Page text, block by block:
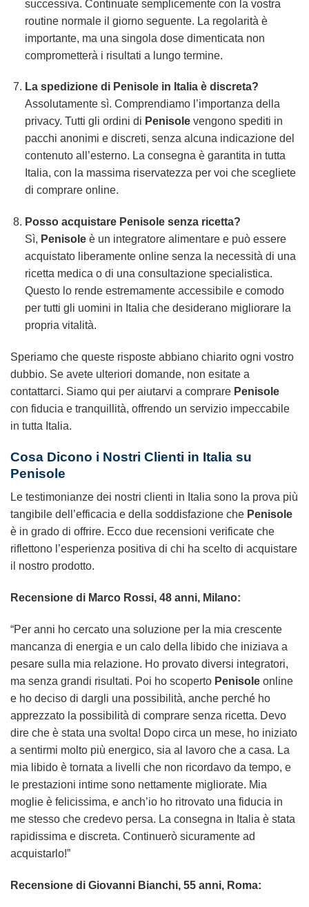
successiva. Continuate semplicemente con la vostra
routine normale il giorno seguente. La regolarità è
importante, ma una singola dose dimenticata non
comprometterà i risultati a lungo termine.
La spedizione di Penisolein Italia è discreta?
Assolutamente sì. Comprendiamo l’importanza della
privacy. Tutti gli ordini di Penisolevengono spediti in
pacchi anonimi e discreti, senza alcuna indicazione del
contenuto all’esterno. La consegna è garantita in tutta
Italia, con la massima riservatezza per voi che scegliete
di comprare online.
Posso acquistare Penisolesenza ricetta?
Sì, Penisoleè un integratore alimentare e può essere
acquistato liberamente online senza la necessità di una
ricetta medica o di una consultazione specialistica.
Questo lo rende estremamente accessibile e comodo
per tutti gli uomini in Italia che desiderano migliorare la
propria vitalità.
Speriamo che queste risposte abbiano chiarito ogni vostro
dubbio. Se avete ulteriori domande, non esitate a
contattarci. Siamo qui per aiutarvi a comprare Penisole
con fiducia e tranquillità, offrendo un servizio impeccabile
in tutta Italia.
Cosa Dicono i Nostri Clienti in Italia su
Penisole
Le testimonianze dei nostri clienti in Italia sono la prova più
tangibile dell’efficacia e della soddisfazione che Penisole
è in grado di offrire. Ecco due recensioni verificate che
riflettono l’esperienza positiva di chi ha scelto di acquistare
il nostro prodotto.
Recensione di Marco Rossi, 48 anni, Milano:
“Per anni ho cercato una soluzione per la mia crescente
mancanza di energia e un calo della libido che iniziava a
pesare sulla mia relazione. Ho provato diversi integratori,
ma senza grandi risultati. Poi ho scoperto Penisole online
e ho deciso di dargli una possibilità, anche perché ho
apprezzato la possibilità di comprare senza ricetta. Devo
dire che è stata una svolta! Dopo circa un mese, ho iniziato
a sentirmi molto più energico, sia al lavoro che a casa. La
mia libido è tornata a livelli che non ricordavo da tempo, e
le prestazioni intime sono nettamente migliorate. Mia
moglie è felicissima, e anch’io ho ritrovato una fiducia in
me stesso che credevo persa. La consegna in Italia è stata
rapidissima e discreta. Continuerò sicuramente ad
acquistarlo!”
Recensione di Giovanni Bianchi, 55 anni, Roma: